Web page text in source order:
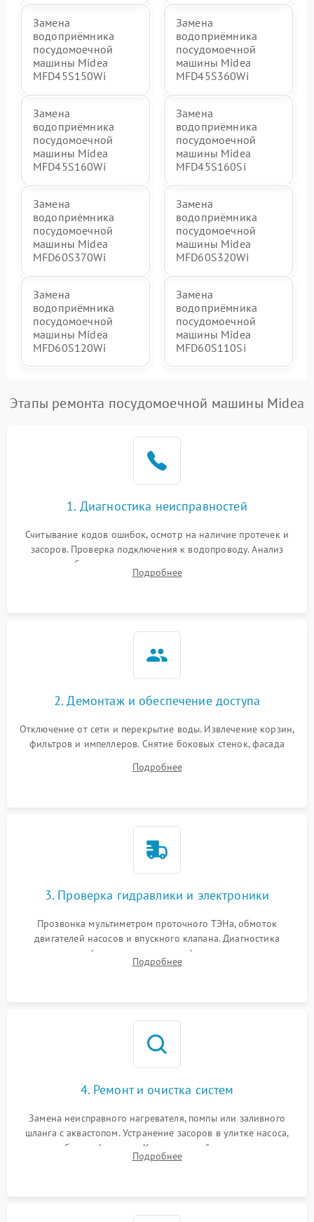
Замена
водоприёмника
посудомоечной
машины Midea
MFD45S150Wi
Замена
водоприёмника
посудомоечной
машины Midea
MFD45S360Wi
Замена
водоприёмника
посудомоечной
машины Midea
MFD45S160Wi
Замена
водоприёмника
посудомоечной
машины Midea
MFD45S160Si
Замена
водоприёмника
посудомоечной
машины Midea
MFD60S370Wi
Замена
водоприёмника
посудомоечной
машины Midea
MFD60S320Wi
Замена
водоприёмника
посудомоечной
машины Midea
MFD60S120Wi
Замена
водоприёмника
посудомоечной
машины Midea
MFD60S110Si
Этапы ремонта посудомоечной машины Midea
1. Диагностика неисправностей
Считывание кодов ошибок, осмотр на наличие протечек и
засоров. Проверка подключения к водопроводу. Анализ
жалоб на отсутствие слива, нагрева, вращения
разбрызгивателей или срабатывание системы защиты
Подробнее
2. Демонтаж и обеспечение доступа
Отключение от сети и перекрытие воды. Извлечение корзин,
фильтров и импеллеров. Снятие боковых стенок, фасада
циркуляционному насосу, ТЭНу и сливной помпе.
Подробнее
3. Проверка гидравлики и электроники
Прозвонка мультиметром проточного ТЭНа, обмоток
двигателей насосов и впускного клапана. Диагностика
прессостата (датчика уровня воды), датчика мутности,
концевика дверцы и электронного модуля управления.
Подробнее
4. Ремонт и очистка систем
Замена неисправного нагревателя, помпы или заливного
шланга с аквастопом. Устранение засоров в улитке насоса,
патрубках и фильтрах. Компонентный ремонт платы
управления, восстановление поврежденной проводки.
Подробнее